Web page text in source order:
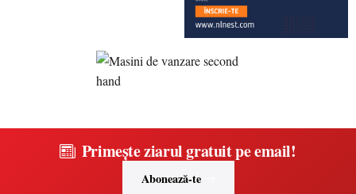
Primește ziarul gratuit pe email!
Abonează-te